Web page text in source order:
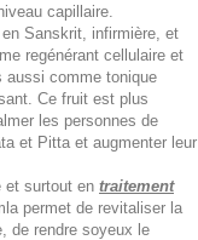
capillaire.
Sanskrit, infirmière, et
regénérant cellulaire et
aussi comme tonique
Ce fruit est plus
les personnes de
et Pitta et augmenter leur
et surtout en traitement
permet de revitaliser la
de rendre soyeux le